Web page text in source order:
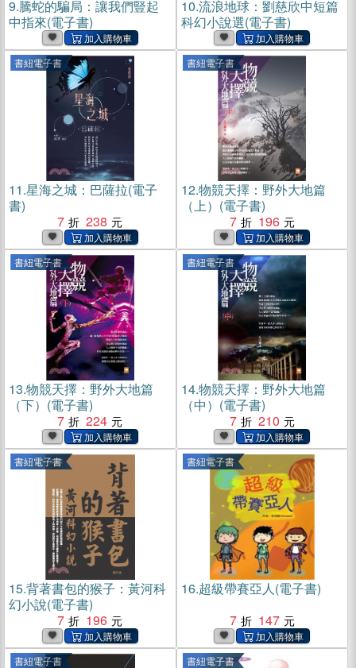
9.騰蛇的騙局：讓我們豎起
中指來(電子書)
10.流浪地球：劉慈欣中短篇
科幻小說選(電子書)
書紐電子書
11.星海之城：巴薩拉(電子
書)
7
238
書紐電子書
12.物競天擇：野外大地篇
（上）(電子書)
7
196
書紐電子書
13.物競天擇：野外大地篇
（下）(電子書)
7
224
書紐電子書
14.物競天擇：野外大地篇
（中）(電子書)
7
210
書紐電子書
15.背著書包的猴子：黃河科
幻小說(電子書)
7
196
書紐電子書
16.超級帶賽亞人(電子書)
7
147
書紐電子書 書紐電子書